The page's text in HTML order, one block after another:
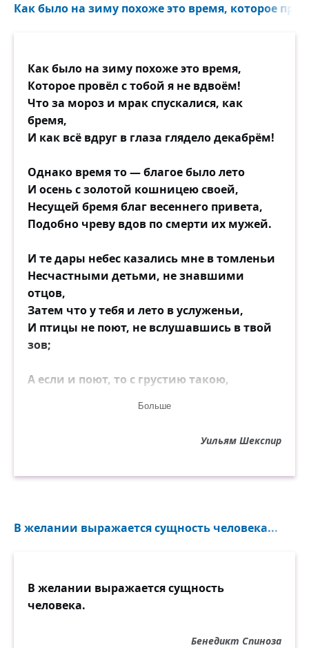
Как было на зиму похоже это время, которое
Как было на зиму похоже это время,
Которое провёл с тобой я не вдвоём!
Что за мороз и мрак спускалися, как
бремя,
И как всё вдруг в глаза глядело декабрём!
Однако время то — благое было лето
И осень с золотой кошницею своей,
Несущей бремя благ весеннего привета,
Подобно чреву вдов по смерти их мужей.
И те дары небес казались мне в томленьи
Несчастными детьми, не знавшими
отцов,
Затем что у тебя и лето в услуженьи,
И птицы не поют, не вслушавшись в твой
зов;
А если и поют, то с грустию такою,
Больше
Уильям Шекспир
В желании выражается сущность человека...
В желании выражается сущность
человека.
Бенедикт Спиноза